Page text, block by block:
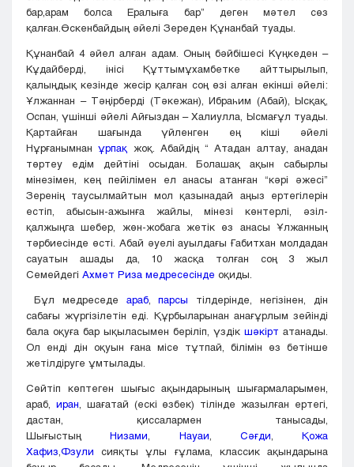
бар,арам болса Ералыға бар” деген мәтел сөз
қалған.Өскенбайдың әйелі Зереден Құнанбай туады.
Құнанбай 4 әйел алған адам. Оның бәйбішесі Күңкеден –
Кұдайберді, інісі Құттымұхамбетке айттырылып,
қалыңдық кезінде жесір қалған соң өзі алған екінші әйелі:
Ұлжаннан – Тәңірберді (Тәкежан), Ибраһим (Абай), Ысқақ,
Оспан, үшінші әйелі Айғыздан – Халиулла, Ысмағұл туады.
Қартайған шағында үйленген ең кіші әйелі
Нұрғанымнанұрпақ жоқ. Абайдің “ Атадан алтау, анадан
төртеу едім дейтіні осыдан. Болашақ ақын сабырлы
мінезімен, кең пейілімен ел анасы атанған “кәрі әжесі”
Зеренің таусылмайтын мол қазынадай аңыз ертегілерін
естіп, абысын-ажынға жайлы, мінезі көнтерлі, әзіл-
қалжыңга шебер, жөн-жобага жетік өз анасы Ұлжанның
тәрбиесінде өсті. Абай әуелі ауылдағы Ғабитхан молдадан
сауатын ашады да, 10 жасқа толған соң 3 жыл
Семейдегі Ахмет Риза медресесінде оқиды.
Бұл медреседе араб,парсы тілдерінде, негізінен, дін
сабағы жүргізілетін еді. Құрбыларынан анағұрлым зейінді
бала оқуға бар ықыласымен беріліп, үздік шәкірт атанады.
Ол енді дін оқуын ғана місе тұтпай, білімін өз бетінше
жетілдіруге ұмтылады.
Сөйтіп көптеген шығыс ақындарының шығармаларымен,
араб, иран , шағатай (ескі өзбек) тілінде жазылған ертегі,
дастан, қиссалармен танысады,
ШығыстыңНизами Науаи Сәғди
Қожа
Хафиз Фзули сияқты ұлы ғұлама, классик ақындарына